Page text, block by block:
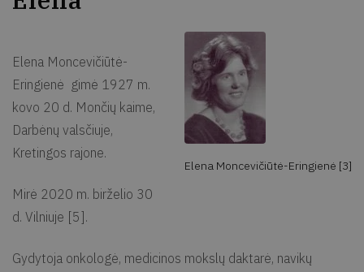
Elena Moncevičiūtė-Eringienė [3]
Elena Moncevičiūtė-
Eringienė gimė 1927 m.
kovo 20 d. Mončių kaime,
Darbėnų valsčiuje,
Kretingos rajone.
Mirė 2020 m. birželio 30
d. Vilniuje [5].
Gydytoja onkologė, medicinos mokslų daktarė, navikų